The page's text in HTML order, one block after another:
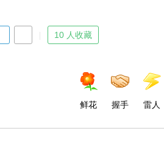
10 人收藏
鲜花 握手 雷人